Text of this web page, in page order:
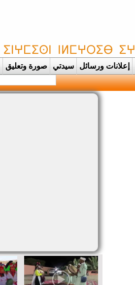
إعلانات ورسائل سيدتي صورة وتعليق